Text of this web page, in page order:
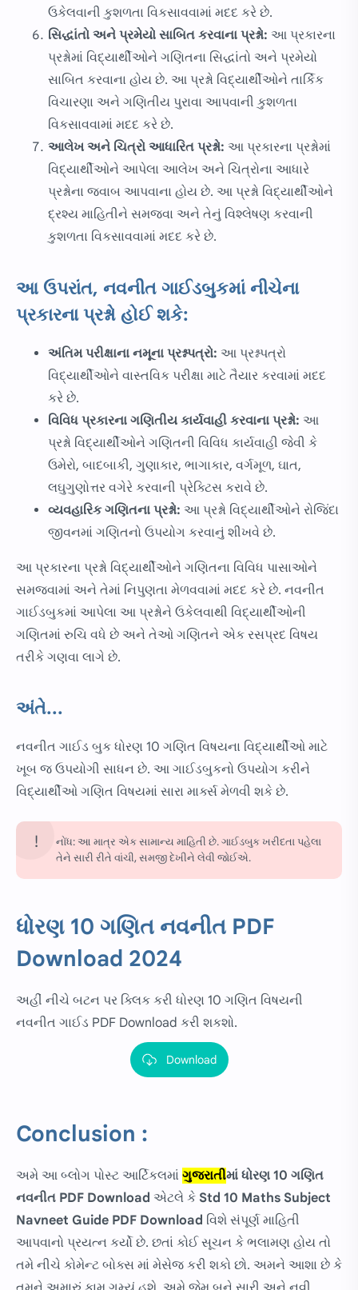
ઉકેલવાની કુશળતા વિકસાવવામાં મદદ કરે છે.
સિદ્ધાંતો અને પ્રમેયો સાબિત કરવાના પ્રશ્નો: આ પ્રકારના
પ્રશ્નોમાં વિદ્યાર્થીઓને ગણિતના સિદ્ધાંતો અને પ્રમેયો
સાબિત કરવાના હોય છે. આ પ્રશ્નો વિદ્યાર્થીઓને તાર્કિક
વિચારણા અને ગણિતીય પુરાવા આપવાની કુશળતા
વિકસાવવામાં મદદ કરે છે.
આલેખ અને ચિત્રો આધારિત પ્રશ્નો: આ પ્રકારના પ્રશ્નોમાં
વિદ્યાર્થીઓને આપેલા આલેખ અને ચિત્રોના આધારે
પ્રશ્નોના જવાબ આપવાના હોય છે. આ પ્રશ્નો વિદ્યાર્થીઓને
દ્રશ્ય માહિતીને સમજવા અને તેનું વિશ્લેષણ કરવાની
કુશળતા વિકસાવવામાં મદદ કરે છે.
આ ઉપરાંત, નવનીત ગાઈડબુકમાં નીચેના
પ્રકારના પ્રશ્નો હોઈ શકે:
અંતિમ પરીક્ષાના નમૂના પ્રશ્નપત્રો: આ પ્રશ્નપત્રો
વિદ્યાર્થીઓને વાસ્તવિક પરીક્ષા માટે તૈયાર કરવામાં મદદ
કરે છે.
વિવિધ પ્રકારના ગણિતીય કાર્યવાહી કરવાના પ્રશ્નો: આ
પ્રશ્નો વિદ્યાર્થીઓને ગણિતની વિવિધ કાર્યવાહી જેવી કે
ઉમેરો, બાદબાકી, ગુણાકાર, ભાગાકાર, વર્ગમૂળ, ઘાત,
લઘુગુણોત્તર વગેરે કરવાની પ્રેક્ટિસ કરાવે છે.
વ્યવહારિક ગણિતના પ્રશ્નો: આ પ્રશ્નો વિદ્યાર્થીઓને રોજિંદા
જીવનમાં ગણિતનો ઉપયોગ કરવાનું શીખવે છે.
આ પ્રકારના પ્રશ્નો વિદ્યાર્થીઓને ગણિતના વિવિધ પાસાઓને
સમજવામાં અને તેમાં નિપુણતા મેળવવામાં મદદ કરે છે. નવનીત
ગાઈડબુકમાં આપેલા આ પ્રશ્નોને ઉકેલવાથી વિદ્યાર્થીઓની
ગણિતમાં રુચિ વધે છે અને તેઓ ગણિતને એક રસપ્રદ વિષય
તરીકે ગણવા લાગે છે.
અંતે...
નવનીત ગાઈડ બુક ધોરણ 10 ગણિત વિષયના વિદ્યાર્થીઓ માટે
ખૂબ જ ઉપયોગી સાધન છે. આ ગાઈડબુકનો ઉપયોગ કરીને
વિદ્યાર્થીઓ ગણિત વિષયમાં સારા માર્ક્સ મેળવી શકે છે.
નોંધ: આ માત્ર એક સામાન્ય માહિતી છે. ગાઈડબુક ખરીદતા પહેલા
તેને સારી રીતે વાંચી, સમજી દેખીને લેવી જોઈએ.
ધોરણ 10 ગણિત નવનીત PDF
Download 2024
અહીં નીચે બટન પર ક્લિક કરી ધોરણ 10 ગણિત વિષયની
નવનીત ગાઈડ PDF Download કરી શકશો.
Download
Conclusion :
અમે આ બ્લોગ પોસ્ટ આર્ટિકલમાં ગુજરાતીમાં ધોરણ 10 ગણિત
નવનીત PDF Download એટલે કે Std 10 Maths Subject
Navneet Guide PDF Download વિશે સંપૂર્ણ માહિતી
આપવાનો પ્રયત્ન કર્યો છે. છતાં કોઈ સૂચન કે ભલામણ હોય તો
તમે નીચે કોમેન્ટ બોક્સ માં મેસેજ કરી શકો છો. અમને આશા છે કે